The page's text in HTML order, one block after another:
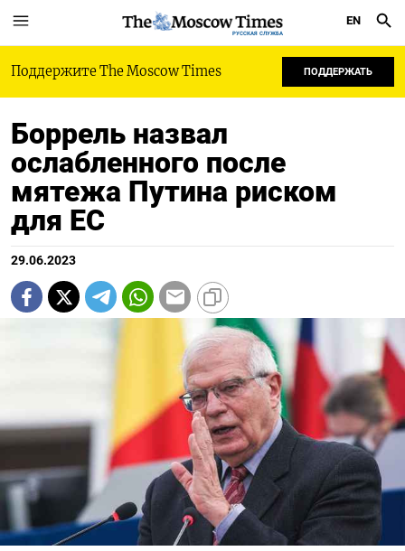
РУССКАЯ СЛУЖБА
EN
Поддержите The Moscow Times ПОДДЕРЖАТЬ
Боррель назвал
ослабленного после
мятежа Путина риском
для ЕС
29.06.2023